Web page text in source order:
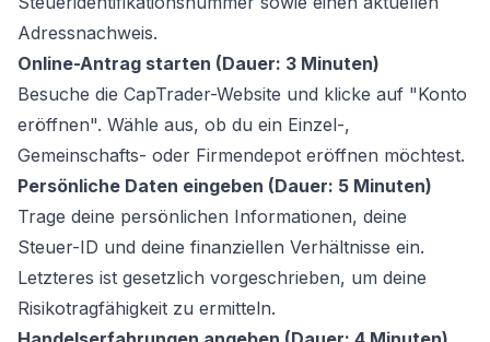
Adressnachweis.
Online-Antrag starten (Dauer: 3 Minuten)
Besuche die CapTrader-Website und klicke auf "Konto
eröffnen". Wähle aus, ob du ein Einzel-,
Gemeinschafts- oder Firmendepot eröffnen möchtest.
Persönliche Daten eingeben (Dauer: 5 Minuten)
Trage deine persönlichen Informationen, deine
Steuer-ID und deine finanziellen Verhältnisse ein.
Letzteres ist gesetzlich vorgeschrieben, um deine
Risikotragfähigkeit zu ermitteln.